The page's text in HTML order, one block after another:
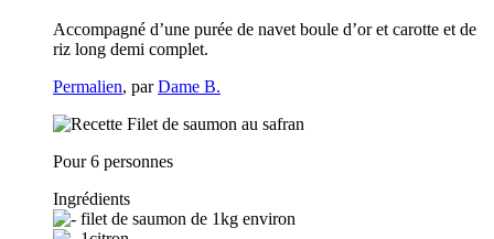
Accompagné d’une purée de navet boule d’or et carotte et de
riz long demi complet.
Permalien, parDame B.
Pour 6 personnes
Ingrédients
filet de saumon de 1kg environ